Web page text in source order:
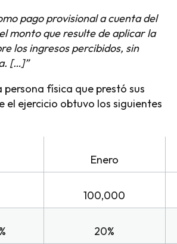
pago provisional a cuenta del
monto que resulte de aplicar la
los ingresos percibidos, sin
[…]”
persona física que prestó sus
el ejercicio obtuvo los siguientes
Enero
100,000
20%